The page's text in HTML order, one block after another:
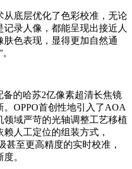
从底层优化了色彩校准，无论
录人像，都能呈现出接近人
色表现，显得更加自然通
备的哈苏2亿像素超清长焦镜
OPPO首创性地引入了AOA
域严苛的光轴调整工艺移植
人工定位的组装方式，
至更高精度的实时校准，
。